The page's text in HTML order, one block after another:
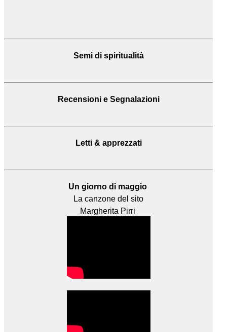
Semi di spiritualità
Recensioni e Segnalazioni
Letti & apprezzati
Un giorno di maggio
La canzone del sito
Margherita Pirri